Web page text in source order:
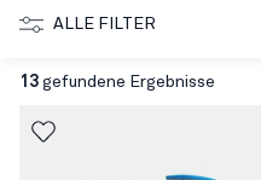
ALLE FILTER
13 gefundene Ergebnisse